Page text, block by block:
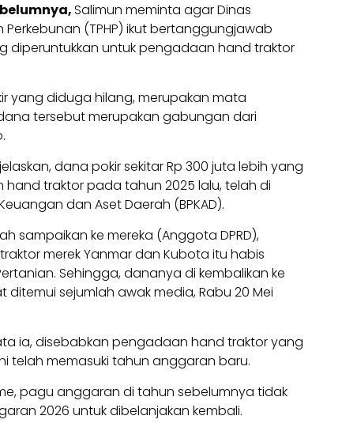
Salimun meminta agar Dinas
(TPHP) ikut bertanggungjawab
diperuntukkan untuk pengadaan hand traktor
yang diduga hilang, merupakan mata
tersebut merupakan gabungan dari
dana pokir sekitar Rp 300 juta lebih yang
traktor pada tahun 2025 lalu, telah di
dan Aset Daerah (BPKAD).
sampaikan ke mereka (Anggota DPRD),
merek Yanmar dan Kubota itu habis
Sehingga, dananya di kembalikan ke
ditemui sejumlah awak media, Rabu 20 Mei
ia, disebabkan pengadaan hand traktor yang
telah memasuki tahun anggaran baru.
pagu anggaran di tahun sebelumnya tidak
2026 untuk dibelanjakan kembali.